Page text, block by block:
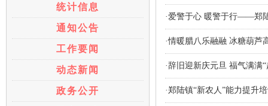
统计信息
通知公告
工作要闻
动态新闻
政务公开
·爱警于心 暖警于行——郑
·情暖腊八乐融融 冰糖葫芦
·辞旧迎新庆元旦 福气满满
·郑陆镇“新农人”能力提升